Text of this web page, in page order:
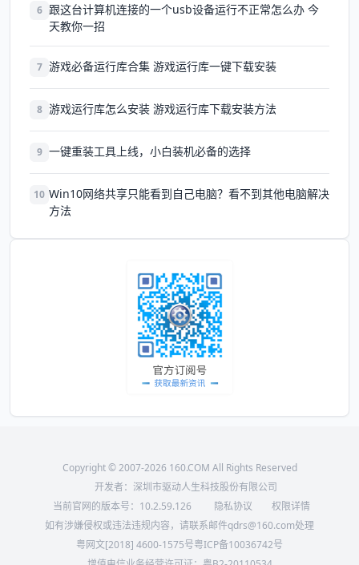
6 跟这台计算机连接的一个usb设备运行不正常怎么办 今
天教你一招
7 游戏必备运行库合集 游戏运行库一键下载安装
8 游戏运行库怎么安装 游戏运行库下载安装方法
9 一键重装工具上线，小白装机必备的选择
10 Win10网络共享只能看到自己电脑？看不到其他电脑解决
方法
Copyright © 2007-2026 160.COM All Rights Reserved
开发者：深圳市驱动人生科技股份有限公司
当前官网的版本号： 10.2.59.126 隐私协议
权限详情
如有涉嫌侵权或违法违规内容，请联系邮件qdrs@160.com处理
粤网文[2018] 4600-1575号粤ICP备10036742号